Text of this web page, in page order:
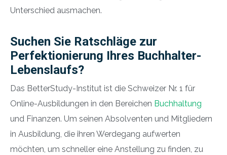
Unterschied ausmachen.
Suchen Sie Ratschläge zur
Perfektionierung Ihres Buchhalter-
Lebenslaufs?
Das BetterStudy-Institut ist die Schweizer Nr. 1 für
Online-Ausbildungen in den Bereichen Buchhaltung
und Finanzen. Um seinen Absolventen und Mitgliedern
in Ausbildung, die ihren Werdegang aufwerten
möchten, um schneller eine Anstellung zu finden, zu